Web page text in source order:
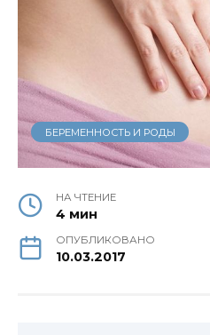
БЕРЕМЕННОСТЬ И РОДЫ
НА ЧТЕНИЕ
4 мин
ОПУБЛИКОВАНО
10.03.2017